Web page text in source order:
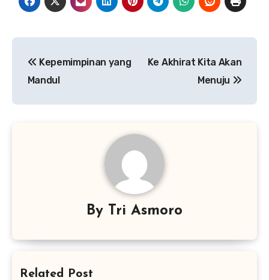
pos
Kepemimpinan yang
Mandul
Ke Akhirat Kita Akan
Menuju
By Tri Asmoro
Related Post